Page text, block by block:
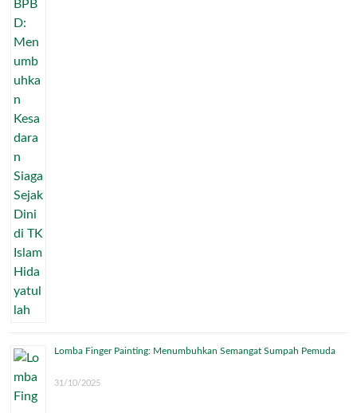
Lomba Finger Painting: Menumbuhkan Semangat Sumpah Pemuda
31/10/2025